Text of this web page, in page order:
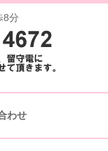
8分
わせ